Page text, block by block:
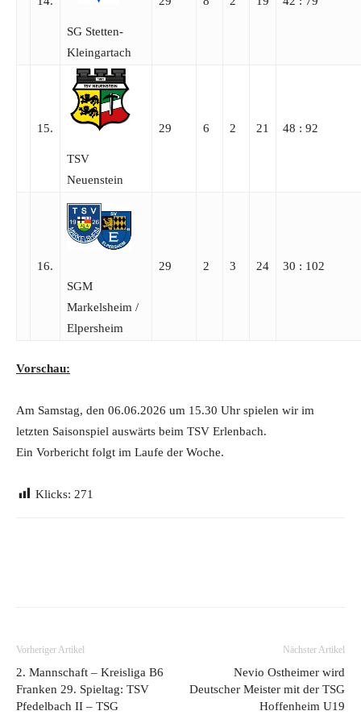
SG Stetten-
Kleingartach
15.
TSV
Neuenstein
29 6 2 21 48 : 92
16.
SGM
Markelsheim /​
Elpersheim
29 2 3 24 30 : 102
Vorschau:
Am Samstag, den 06.06.2026 um 15.30 Uhr spielen wir im
letzten Saisonspiel auswärts beim TSV Erlenbach.
Ein Vorbericht folgt im Laufe der Woche.
Klicks: 271
Vorheriger Artikel
2. Mannschaft – Kreisliga B6
Franken 29. Spieltag: TSV
Pfedelbach II – TSG
Nächster Artikel
Nevio Ostheimer wird
Deutscher Meister mit der TSG
Hoffenheim U19